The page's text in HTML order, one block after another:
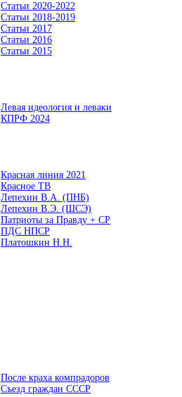
Статьи 2020-2022
Статьи 2018-2019
Статьи 2017
Статьи 2016
Статьи 2015
Левая идеология и леваки
КПРФ 2024
Красная линия 2021
Красное ТВ
Лепехин В.А. (ПНБ)
Лепехин В.Э. (ШСЭ)
Патриоты за Правду + СР
ПДС НПСР
Платошкин Н.Н.
После краха компрадоров
Съезд граждан СССР